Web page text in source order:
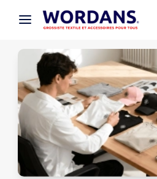
× Appli Wordans
Meilleurs prix sur l’app !